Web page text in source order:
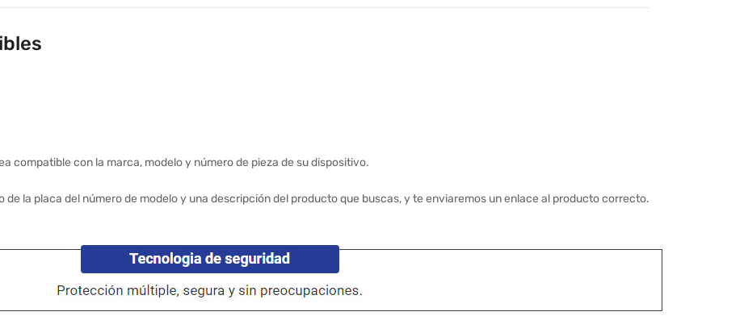
compatible con la marca, modelo y número de pieza de su dispositivo.
la placa del número de modelo y una descripción del producto que buscas, y te enviaremos un enlace al producto correcto.